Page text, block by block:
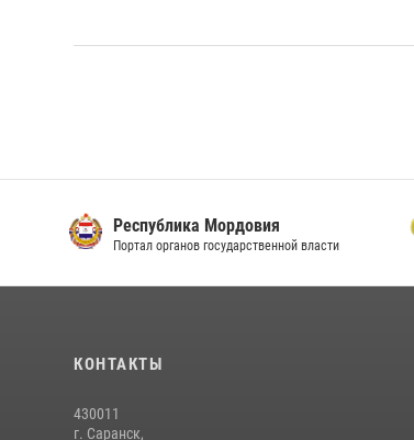
Республика Мордовия
Портал органов государственной власти
КОНТАКТЫ
430011
г. Саранск,